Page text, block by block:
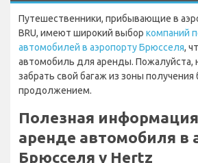
Путешественники, прибывающие в
BRU, имеют широкий выбор компаний
автомобилей в аэропорту Брюсселя,
автомобиль для аренды. Пожалуйста,
забрать свой багаж из зоны получения
продолжением.
Полезная
аренде автомобиля в
Брюсселя у Hertz